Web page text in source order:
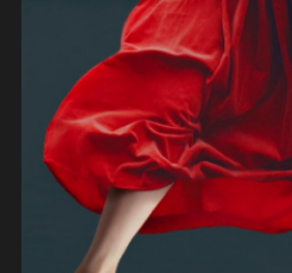
L’Arpeggiata «
(2024)
(contrebasse/